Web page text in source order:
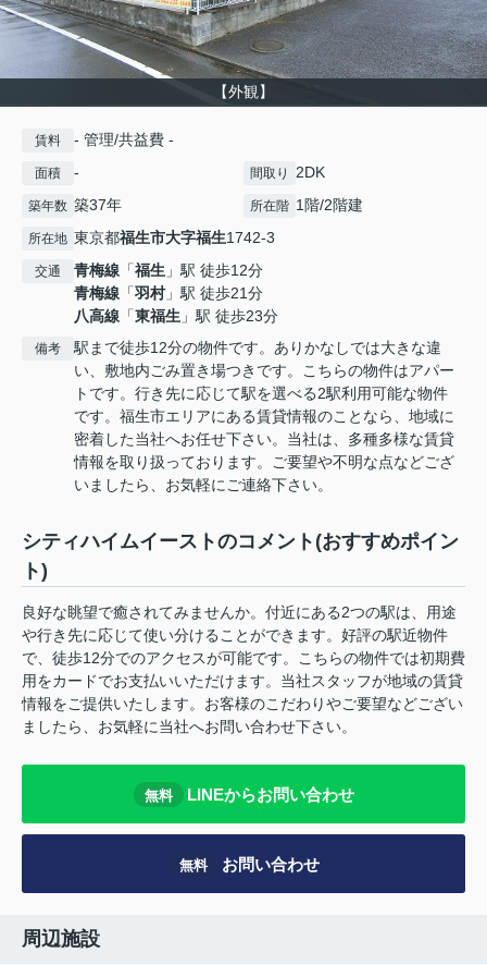
【外観】
賃料 - 管理/共益費 -
面積 - 間取り 2DK
築年数 築37年 所在階 1階/2階建
所在地 東京都福生市大字福生1742-3
交通 青梅線 「福生 」駅 徒歩12分
青梅線 「羽村」駅 徒歩21分
八高線 「東福生 」駅 徒歩23分
備考
駅まで徒歩12分の物件です。ありかなしでは大きな違
い、敷地内ごみ置き場つきです。こちらの物件はアパー
トです。行き先に応じて駅を選べる2駅利用可能な物件
です。福生市エリアにある賃貸情報のことなら、地域に
密着した当社へお任せ下さい。当社は、多種多様な賃貸
情報を取り扱っております。ご要望や不明な点などござ
いましたら、お気軽にご連絡下さい。
シティハイムイーストのコメント(おすすめポイン
ト)
良好な眺望で癒されてみませんか。付近にある2つの駅は、用途
や行き先に応じて使い分けることができます。好評の駅近物件
で、徒歩12分でのアクセスが可能です。こちらの物件では初期費
用をカードでお支払いいただけます。当社スタッフが地域の賃貸
情報をご提供いたします。お客様のこだわりやご要望などござい
ましたら、お気軽に当社へお問い合わせ下さい。
無料 LINEからお問い合わせ
無料 お問い合わせ
周辺施設